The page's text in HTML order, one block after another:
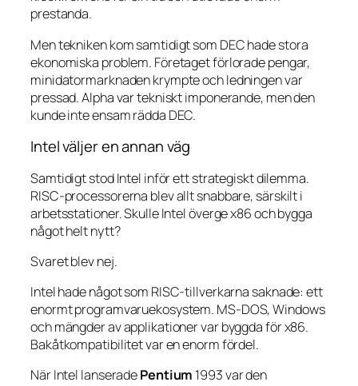
prestanda.
Men tekniken kom samtidigt som DEC hade stora
ekonomiska problem. Företaget förlorade pengar,
minidatormarknaden krympte och ledningen var
pressad. Alpha var tekniskt imponerande, men den
kunde inte ensam rädda DEC.
Intel väljer en annan väg
Samtidigt stod Intel inför ett strategiskt dilemma.
RISC-processorerna blev allt snabbare, särskilt i
arbetsstationer. Skulle Intel överge x86 och bygga
något helt nytt?
Svaret blev nej.
Intel hade något som RISC-tillverkarna saknade: ett
enormt programvaruekosystem. MS-DOS, Windows
och mängder av applikationer var byggda för x86.
Bakåtkompatibilitet var en enorm fördel.
När Intel lanseradePentium 1993 var den